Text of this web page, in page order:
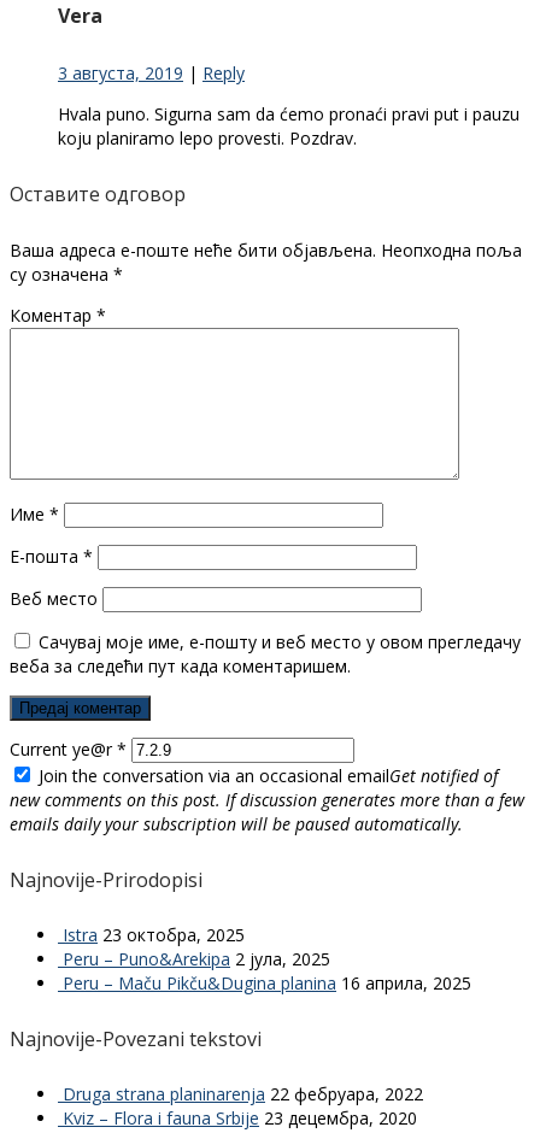
Vera
3 августа, 2019 | Reply
Hvala puno. Sigurna sam da ćemo pronaći pravi put i pauzu
koju planiramo lepo provesti. Pozdrav.
Оставите одговор
Ваша адреса е-поште неће бити објављена. Неопходна поља
су означена *
Коментар *
Име *
Е-пошта *
Веб место
Сачувај моје име, е-пошту и веб место у овом прегледачу
веба за следећи пут када коментаришем.
Current ye@r*
Join the conversation via an occasional emailGet notified of
new comments on this post. If discussion generates more than a few
emails daily your subscription will be paused automatically.
Najnovije-Prirodopisi
Istra 23 октобра, 2025
Peru – Puno&Arekipa 2 јула, 2025
Peru – Maču Pikču&Dugina planina 16 априла, 2025
Najnovije-Povezani tekstovi
Druga strana planinarenja 22 фебруара, 2022
Kviz – Flora i fauna Srbije 23 децембра, 2020